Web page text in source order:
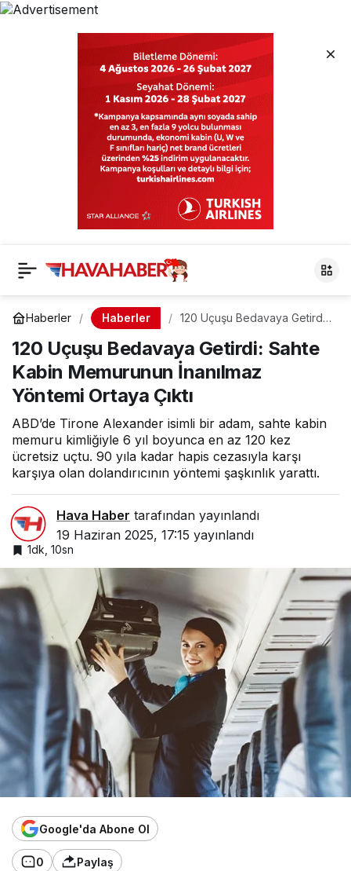
Haberler Haberler
120 Uçuşu Bedavaya Getirdi:
İnanılmaz Yöntemi Ortaya
Çıktı
120 Uçuşu Bedavaya Getirdi: Sahte
Kabin Memurunun İnanılmaz
Yöntemi Ortaya Çıktı
ABD’de Tirone Alexander isimli bir adam, sahte kabin
memuru kimliğiyle 6 yıl boyunca en az 120 kez
ücretsiz uçtu. 90 yıla kadar hapis cezasıyla karşı
karşıya olan dolandırıcının yöntemi şaşkınlık yarattı.
Hava Haber tarafından yayınlandı
19 Haziran 2025, 17:15 yayınlandı
1dk, 10sn
Google'da Abone Ol
0 Paylaş